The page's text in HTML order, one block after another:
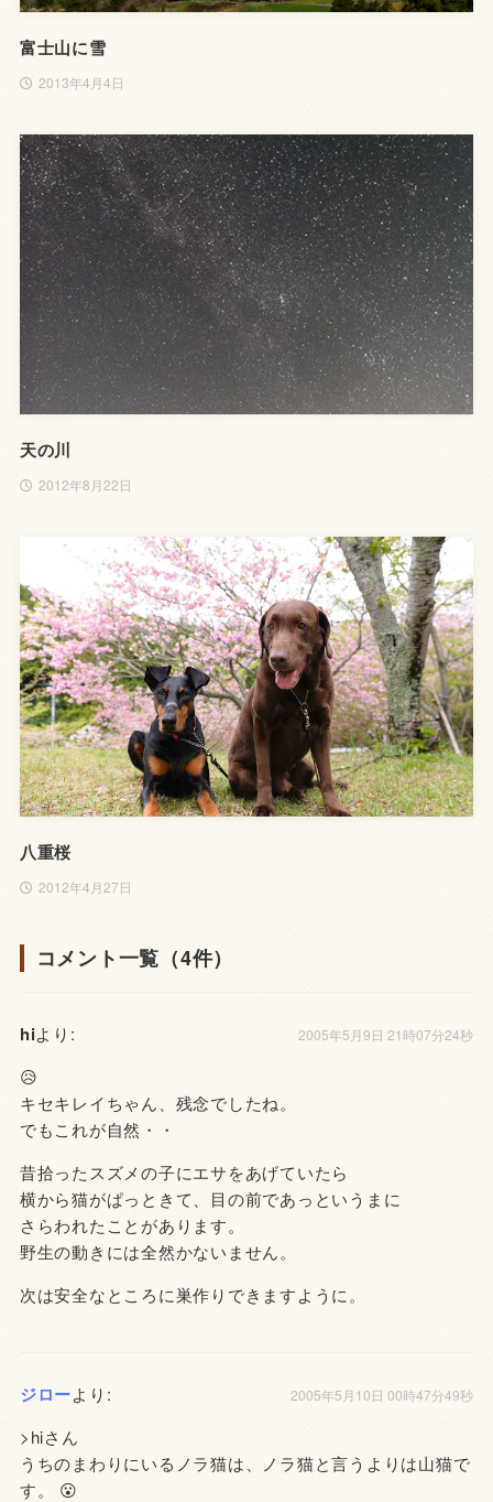
富士山に雪
2013年4月4日
天の川
2012年8月22日
八重桜
2012年4月27日
コメント一覧（4件）
hiより: 2005年5月9日 21時07分24秒
😥
キセキレイちゃん、残念でしたね。
でもこれが自然・・
昔拾ったスズメの子にエサをあげていたら
横から猫がぱっときて、目の前であっというまに
さらわれたことがあります。
野生の動きには全然かないません。
次は安全なところに巣作りできますように。
ジローより: 2005年5月10日 00時47分49秒
>hiさん
うちのまわりにいるノラ猫は、ノラ猫と言うよりは山猫で
す。 😮